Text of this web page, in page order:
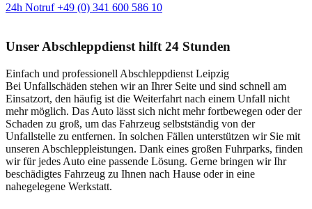
24h Notruf +49 (0) 341 600 586 10
Unser Abschleppdienst hilft 24 Stunden
Einfach und professionell Abschleppdienst Leipzig
Bei Unfallschäden stehen wir an Ihrer Seite und sind schnell am
Einsatzort, den häufig ist die Weiterfahrt nach einem Unfall nicht
mehr möglich. Das Auto lässt sich nicht mehr fortbewegen oder der
Schaden zu groß, um das Fahrzeug selbstständig von der
Unfallstelle zu entfernen. In solchen Fällen unterstützen wir Sie mit
unseren Abschleppleistungen. Dank eines großen Fuhrparks, finden
wir für jedes Auto eine passende Lösung. Gerne bringen wir Ihr
beschädigtes Fahrzeug zu Ihnen nach Hause oder in eine
nahegelegene Werkstatt.